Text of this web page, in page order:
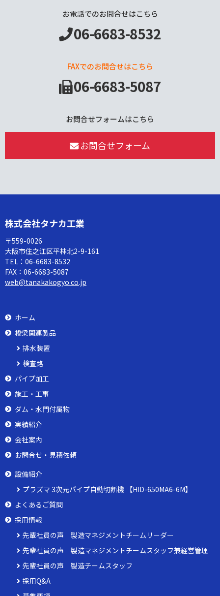
お電話でのお問合せはこちら
06-6683-8532
FAXでのお問合せはこちら
06-6683-5087
お問合せフォームはこちら
お問合せフォーム
株式会社タナカ工業
〒559-0026
大阪市住之江区平林北2-9-161
TEL： 06-6683-8532
FAX： 06-6683-5087
web@tanakakogyo.co.jp
ホーム
橋梁関連製品
排水装置
検査路
パイプ加工
施工・工事
ダム・水門付属物
実績紹介
会社案内
お問合せ・見積依頼
設備紹介
プラズマ 3次元パイプ自動切断機 【HID-650MA6-6M】
よくあるご質問
採用情報
先輩社員の声 製造マネジメントチームリーダー
先輩社員の声 製造マネジメントチームスタッフ兼経営管理
先輩社員の声 製造チームスタッフ
採用Q&A